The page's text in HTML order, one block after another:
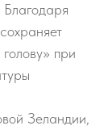
при
Зеландии,